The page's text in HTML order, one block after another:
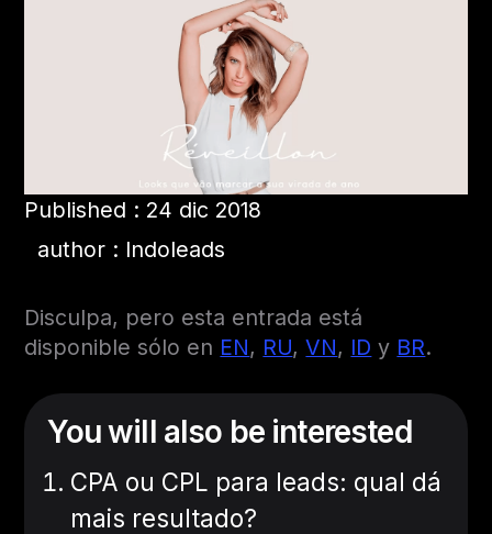
Published : 24 dic 2018
author : Indoleads
Disculpa, pero esta entrada está
disponible sólo en EN, RU,VN, ID y BR.
You will also be interested
CPA ou CPL para leads: qual dá
mais resultado?